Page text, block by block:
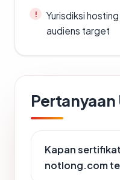
Yurisdiksi
audiens target
Pertanyaan
Kapan
notlong.com